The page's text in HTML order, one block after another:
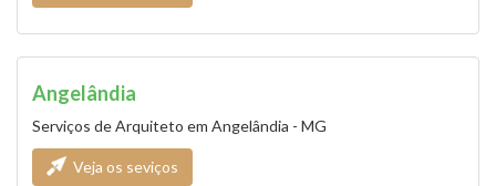
Angelândia
Serviços de Arquiteto em Angelândia - MG
Veja os seviços